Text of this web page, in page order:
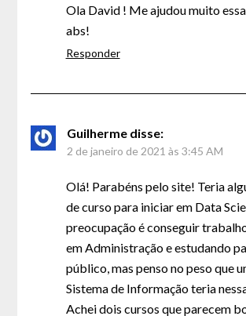
Ola David ! Me ajudou muito
abs!
Responder
Guilherme disse:
2 de janeiro de 2021 às 3:45 AM
Olá! Parabéns pelo site! Teria
de curso para iniciar em Data
preocupação é conseguir
em Administração e estudando
público, mas penso no peso que
Sistema de Informação teria
Achei dois cursos que parecem